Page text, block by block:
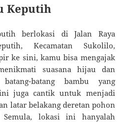
Keputih
berlokasi di Jalan Raya
Kecamatan Sukolilo,
ke sini, kamu bisa mengajak
suasana hijau dan
batang bambu yang
juga cantik untuk menjadi
latar belakang deretan pohon
lokasi ini hanyalah